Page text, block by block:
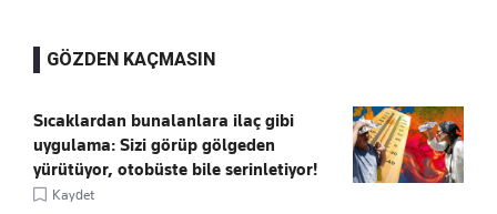
GÖZDEN KAÇMASIN
Sıcaklardan bunalanlara ilaç gibi
uygulama: Sizi görüp gölgeden
yürütüyor, otobüste bile serinletiyor!
Kaydet